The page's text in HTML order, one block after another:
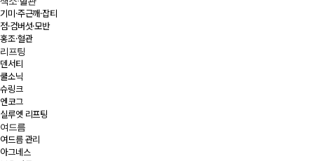
기미·주근깨·잡티
점·검버섯·모반
홍조·혈관
리프팅
덴서티
쿨소닉
슈링크
엔코그
실루엣 리프팅
여드름
여드름 관리
아그네스